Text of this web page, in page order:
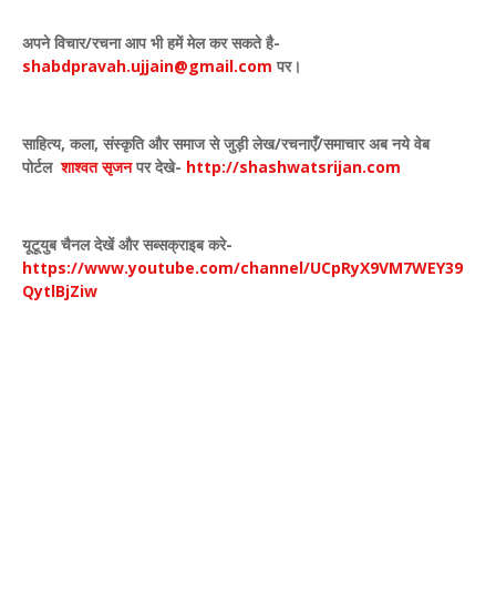
अपने विचार/रचना आप भी हमें मेल कर सकते है-
shabdpravah.ujjain@gmail.com पर।
साहित्य, कला, संस्कृति और समाज से जुड़ी लेख/रचनाएँ/समाचार अब नये वेब
पोर्टल शाश्वत सृजन पर देखे- http://shashwatsrijan.com
यूटूयुब चैनल देखें और सब्सक्राइब करे-
https://www.youtube.com/channel/UCpRyX9VM7WEY39
QytlBjZiw